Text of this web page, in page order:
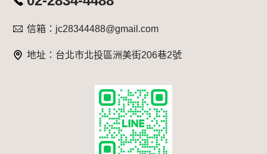
信箱：jc28344488@gmail.com
地址：台北市北投區洲美街206巷2號